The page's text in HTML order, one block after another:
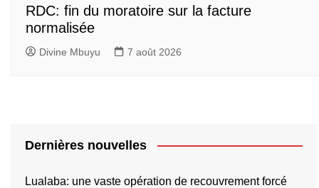
RDC: fin du moratoire sur la facture
normalisée
Divine Mbuyu 7 août 2026
Dernières nouvelles
Lualaba: une vaste opération de recouvrement forcé